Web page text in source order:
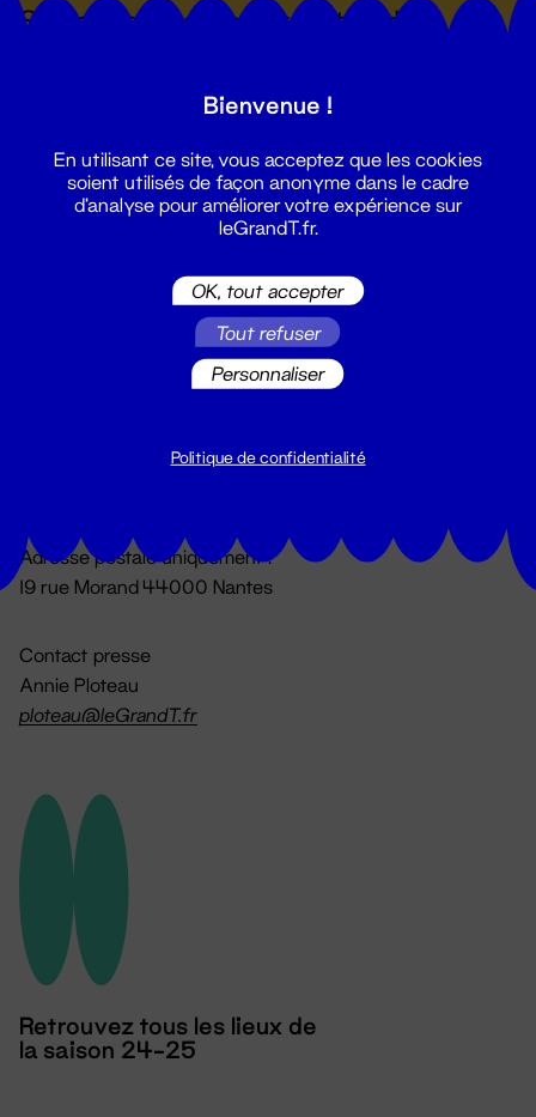
Suivez toutes les actualités du
Du lundi au vendredi 14h → 18h
Adresse postale uniquement :
19 rue Morand 44000 Nantes
Contact presse
Annie Ploteau
ploteau@leGrandT.fr
Retrouvez tous les lieux de
la saison 24-25
Bienvenue !
En utilisant ce site, vous acceptez que les cookies
soient utilisés de façon anonyme dans le cadre
d'analyse pour améliorer votre expérience sur
leGrandT.fr.
OK, tout accepter
Tout refuser
Personnaliser
Politique de confidentialité